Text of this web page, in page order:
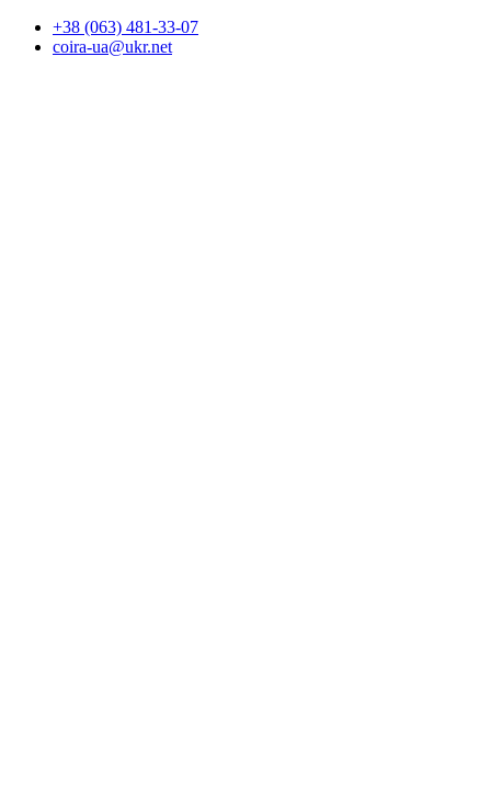
+38 (063) 481-33-07
coira-ua@ukr.net